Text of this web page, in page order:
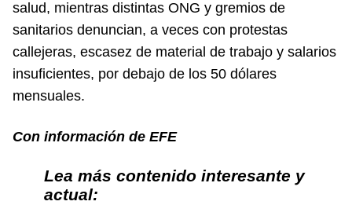
salud, mientras distintas ONG y gremios de
sanitarios denuncian, a veces con protestas
callejeras, escasez de material de trabajo y salarios
insuficientes, por debajo de los 50 dólares
mensuales.
Con información de EFE
Lea más contenido interesante y
actual: